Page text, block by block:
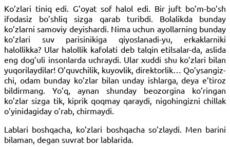
Ko’zlari tiniq edi. G’oyat sof halol edi. Bir juft bo’m-bo’sh
ifodasiz bo’shliq sizga qarab turibdi. Bolalikda bunday
ko’zlarni samoviy deyishardi. Nima uchun ayollarning bunday
ko’zlari suv parisinikiga qiyoslanadi-yu, erkaklarniki
halollikka? Ular halollik kafolati deb talqin etilsalar-da, aslida
eng dog’uli insonlarda uchraydi. Ular xuddi shu ko’zlari bilan
yuqorilaydilar! O’quvchilik, kuyovlik, direktorlik… Qo’ysangiz-
chi, odam bunday ko’zlar bilan unday ishlarga, deya e’tiroz
bildirmang. Yo’q, aynan shunday beozorgina ko’ringan
ko’zlar sizga tik, kiprik qoqmay qaraydi, nigohingizni chillak
o’yinidagiday o’rab, chirmaydi.
Lablari boshqacha, ko’zlari boshqacha so’zlaydi. Men barini
bilaman, degan suvrat bor lablarida.